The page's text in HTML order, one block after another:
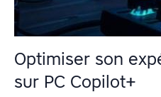
Optimiser son
sur PC Copilot+